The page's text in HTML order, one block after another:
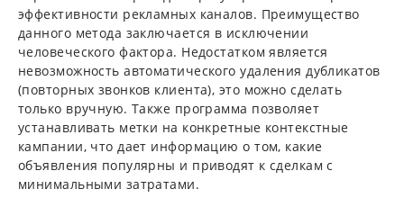
эффективности рекламных каналов. Преимущество
данного метода заключается в исключении
человеческого фактора. Недостатком является
невозможность автоматического удаления дубликатов
(повторных звонков клиента), это можно сделать
только вручную. Также программа позволяет
устанавливать метки на конкретные контекстные
кампании, что дает информацию о том, какие
объявления популярны и приводят к сделкам с
минимальными затратами.